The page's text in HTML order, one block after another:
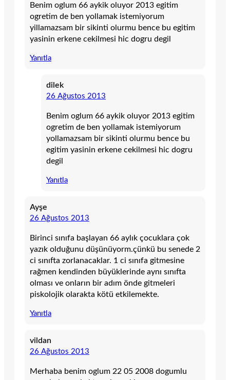
Benim oglum 66 aykik oluyor 2013 egitim
ogretim de ben yollamak istemiyorum
yillamazsam bir sikinti olurmu bence bu egitim
yasinin erkene cekilmesi hic dogru degil
Yanıtla
dilek
26 Ağustos 2013
Benim oglum 66 aykik oluyor 2013 egitim
ogretim de ben yollamak istemiyorum
yollamazsam bir sikinti olurmu bence bu
egitim yasinin erkene cekilmesi hic dogru
degil
Yanıtla
Ayşe
26 Ağustos 2013
Birinci sınıfa başlayan 66 aylık çocuklara çok
yazık olduğunu düşünüyorm.çünkü bu senede 2
ci sınıfta zorlanacaklar. 1 ci sınıfa gitmesine
rağmen kendinden büyüklerinde aynı sınıfta
olması ve onların bir adım önde gitmeleri
piskolojik olarakta kötü etkilemekte.
Yanıtla
vildan
26 Ağustos 2013
Merhaba benim oglum 22 05 2008 dogumlu